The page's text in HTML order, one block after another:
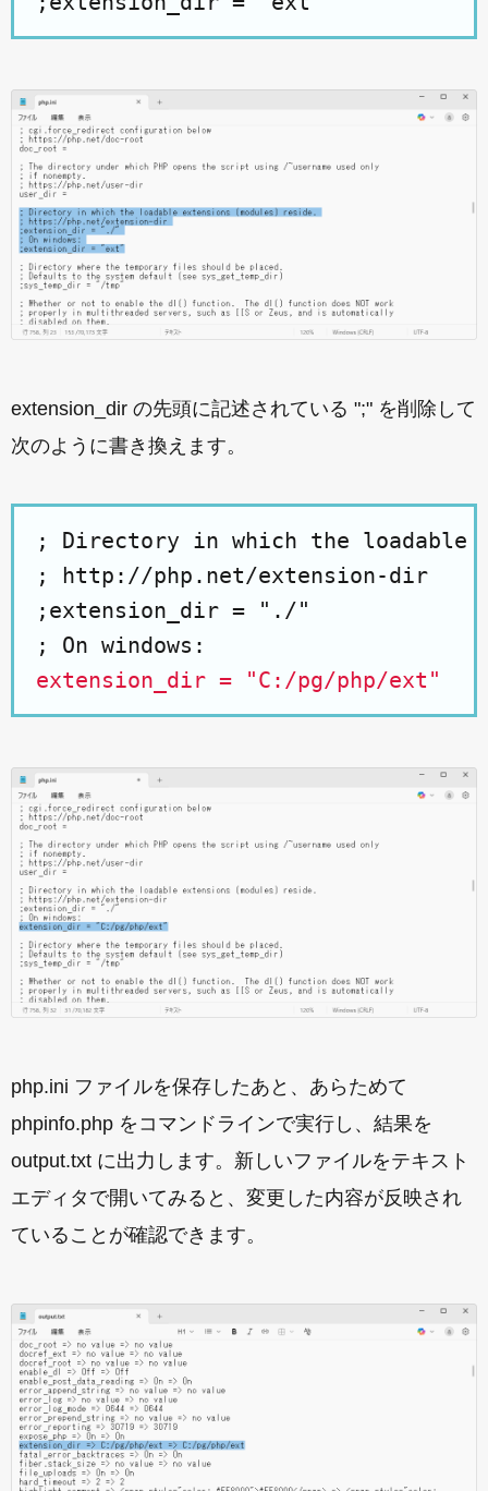
extension_dir の先頭に記述されている ";" を削除して
次のように書き換えます。
; Directory in which the loadable
; http://php.net/extension-dir
;extension_dir = "./"
extension_dir = "C:/pg/php/ext"
php.ini ファイルを保存したあと、あらためて
phpinfo.php をコマンドラインで実行し、結果を
output.txt に出力します。新しいファイルをテキスト
エディタで開いてみると、変更した内容が反映され
ていることが確認できます。